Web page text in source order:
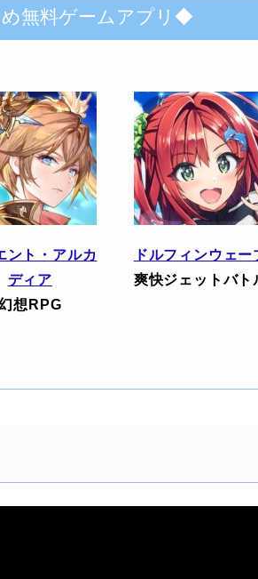
無料ゲームアプリ◆
ント・アルカ
ディア
想RPG
ドルフィンウェー
爽快ジェットバト